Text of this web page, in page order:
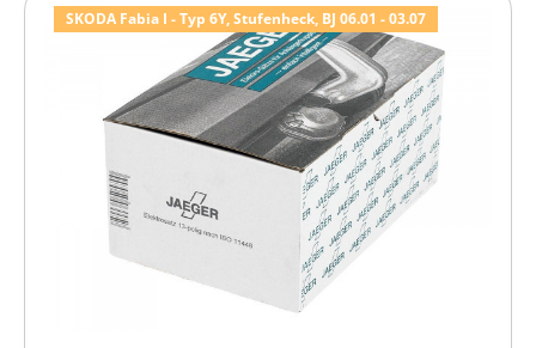
SKODA Fabia I - Typ 6Y, Stufenheck, BJ 06.01 - 03.07